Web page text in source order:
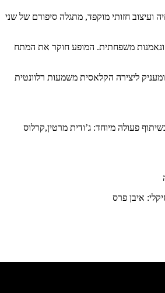
חזותי מוקפד, מתגלה סיפורם של שני
משפחתית. המופע חוקר את המתח
ליצירה הקלאסית משמעות רלוונטית
פעולה מיוחד: ג’ודית מרטין,קרלוס
איבן פרס